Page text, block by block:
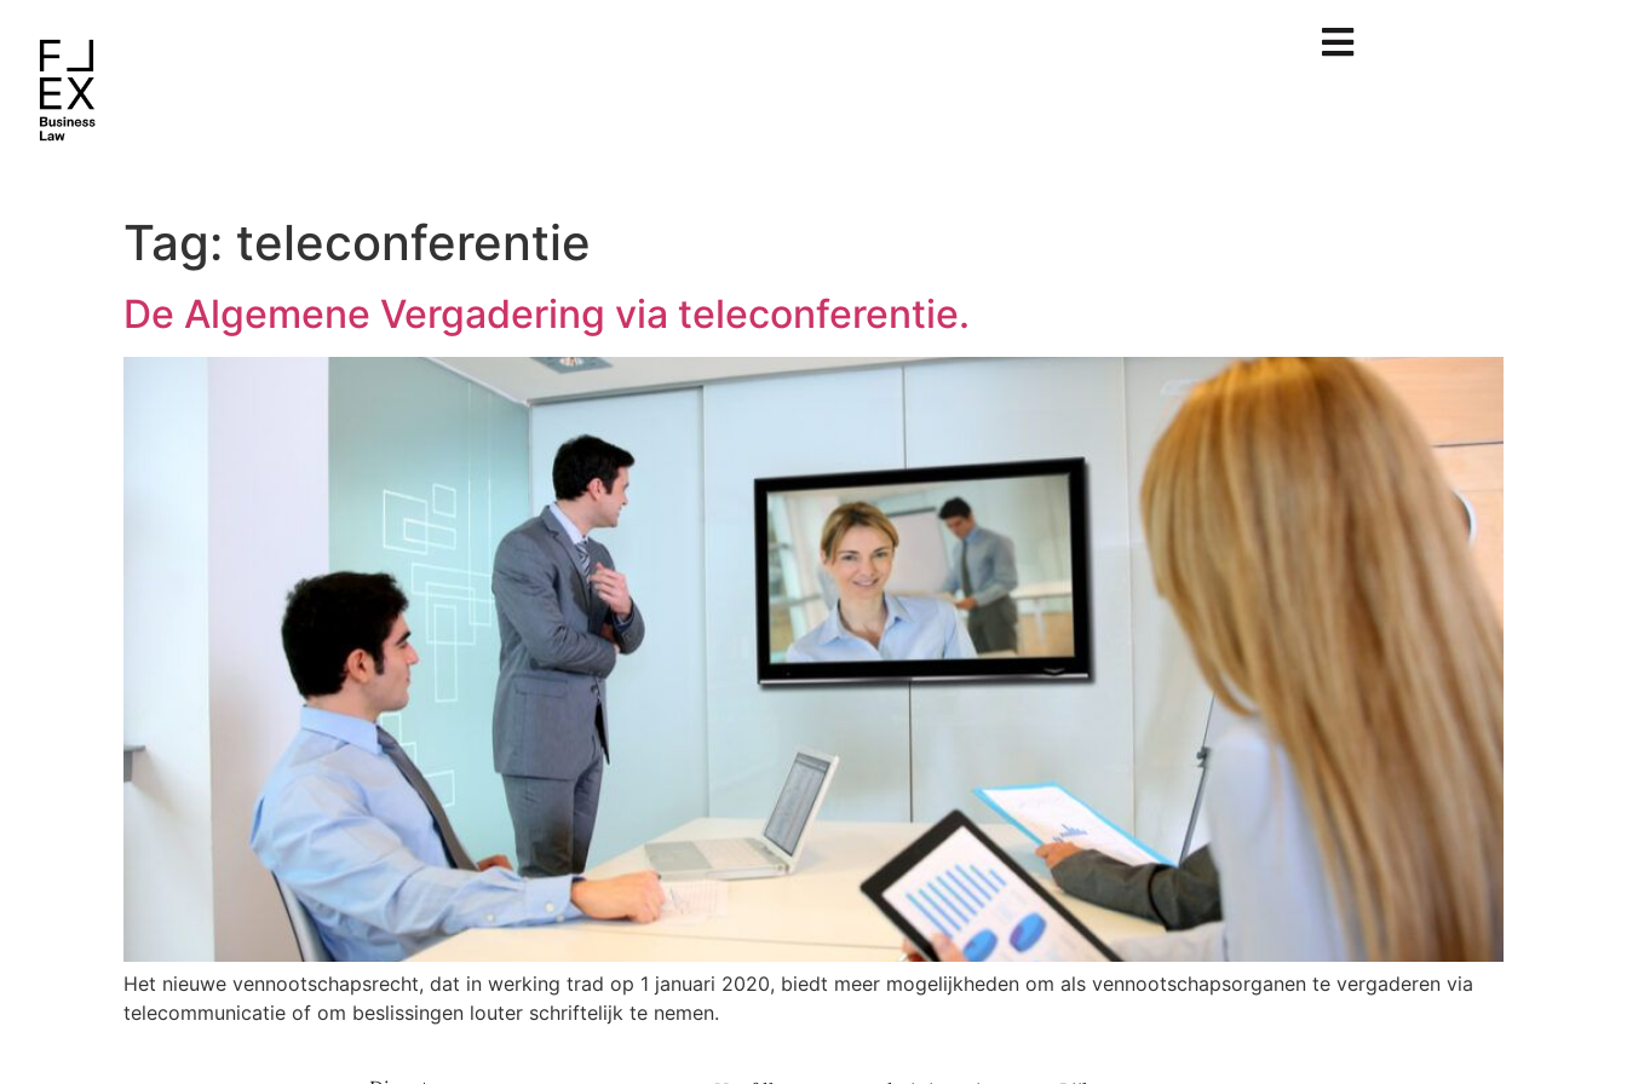
Tag: teleconferentie
De Algemene Vergadering via teleconferentie.
Het nieuwe vennootschapsrecht, dat in werking trad op 1 januari 2020, biedt meer mogelijkheden om als vennootschapsorganen te vergaderen via
telecommunicatie of om beslissingen louter schriftelijk te nemen.